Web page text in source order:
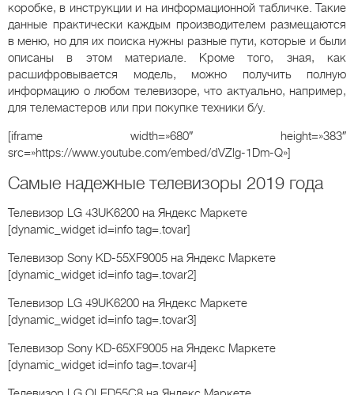
коробке, в инструкции и на информационной табличке. Такие
данные практически каждым производителем размещаются
в меню, но для их поиска нужны разные пути, которые и были
описаны в этом материале. Кроме того, зная, как
расшифровывается модель, можно получить полную
информацию о любом телевизоре, что актуально, например,
для телемастеров или при покупке техники б/у.
[iframe width=»680″ height=»383″
src=»https://www.youtube.com/embed/dVZlg-1Dm-Q»]
Самые надежные телевизоры 2019 года
Телевизор LG 43UK6200 на Яндекс Маркете
[dynamic_widget id=info tag=.tovar]
Телевизор Sony KD-55XF9005 на Яндекс Маркете
[dynamic_widget id=info tag=.tovar2]
Телевизор LG 49UK6200 на Яндекс Маркете
[dynamic_widget id=info tag=.tovar3]
Телевизор Sony KD-65XF9005 на Яндекс Маркете
[dynamic_widget id=info tag=.tovar4]